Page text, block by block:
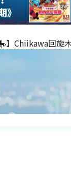
】Chiikawa回旋